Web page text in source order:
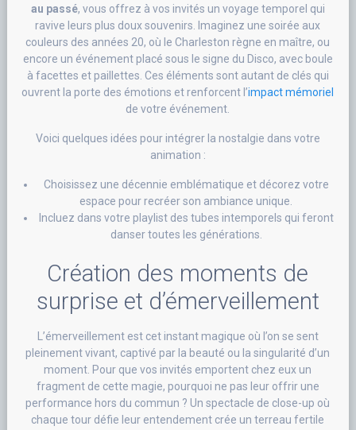
au passé, vous offrez à vos invités un voyage temporel qui
ravive leurs plus doux souvenirs. Imaginez une soirée aux
couleurs des années 20, où le Charleston règne en maître, ou
encore un événement placé sous le signe du Disco, avec boule
à facettes et paillettes. Ces éléments sont autant de clés qui
ouvrent la porte des émotions et renforcent l’impact mémoriel
de votre événement.
Voici quelques idées pour intégrer la nostalgie dans votre
animation :
Choisissez une décennie emblématique et décorez votre
espace pour recréer son ambiance unique.
Incluez dans votre playlist des tubes intemporels qui feront
danser toutes les générations.
Création des moments de
surprise et d’émerveillement
L’émerveillement est cet instant magique où l’on se sent
pleinement vivant, captivé par la beauté ou la singularité d’un
moment. Pour que vos invités emportent chez eux un
fragment de cette magie, pourquoi ne pas leur offrir une
performance hors du commun ? Un spectacle de close-up où
chaque tour défie leur entendement crée un terreau fertile